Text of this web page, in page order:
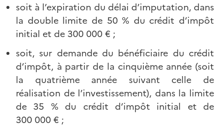
soit à l’expiration du délai d’imputation, dans
la double limite de 50 % du crédit d’impôt
initial et de 300 000 € ;
soit, sur demande du bénéficiaire du crédit
d’impôt, à partir de la cinquième année (soit
la quatrième année suivant celle de
réalisation de l’investissement), dans la limite
de 35 % du crédit d’impôt initial et de
300 000 € ;